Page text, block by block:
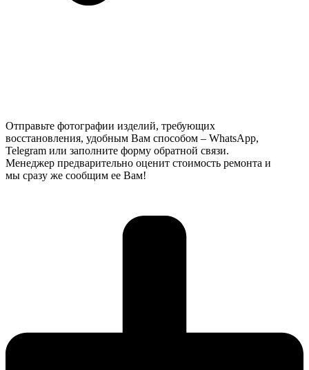
Отправьте фотографии изделий, требующих
восстановления, удобным Вам способом – WhatsApp,
Telegram или заполните форму обратной связи.
Менеджер предварительно оценит стоимость ремонта и
мы сразу же сообщим ее Вам!